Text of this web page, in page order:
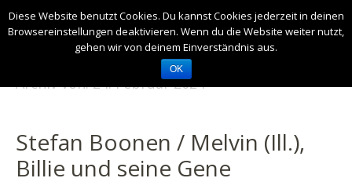
Archiv von:24. Februar 2024
Stefan Boonen / Melvin (Ill.),
Billie und seine Gene
Diese Website benutzt Cookies. Du kannst Cookies jederzeit in deinen
Browsereinstellungen deaktivieren. Wenn du die Website weiter nutzt,
gehen wir von deinem Einverständnis aus.
OK